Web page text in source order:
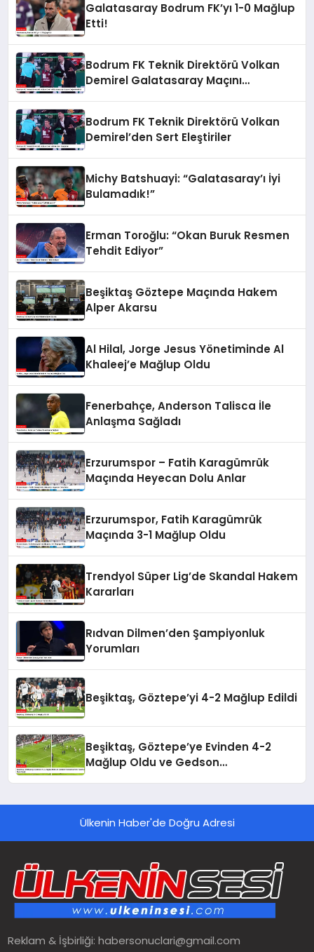
Galatasaray Bodrum FK’yı 1-0 Mağlup
Etti!
Bodrum FK Teknik Direktörü Volkan
Demirel Galatasaray Maçını
Bodrum FK Teknik Direktörü Volkan
Demirel’den Sert Eleştiriler
Michy Batshuayi: “Galatasaray’ı İyi
Bulamadık!”
Erman Toroğlu: “Okan Buruk Resmen
Tehdit Ediyor”
Beşiktaş Göztepe Maçında Hakem
Alper Akarsu
Al Hilal, Jorge Jesus Yönetiminde Al
Khaleej’e Mağlup Oldu
Fenerbahçe, Anderson Talisca İle
Anlaşma Sağladı
Erzurumspor – Fatih Karagümrük
Maçında Heyecan Dolu Anlar
Erzurumspor, Fatih Karagümrük
Maçında 3-1 Mağlup Oldu
Trendyol Süper Lig’de Skandal Hakem
Kararları
Rıdvan Dilmen’den Şampiyonluk
Yorumları
Beşiktaş, Göztepe’yi 4-2 Mağlup Edildi
Beşiktaş, Göztepe’ye Evinden 4-2
Mağlup Oldu ve Gedson
Ülkenin Haber'de Doğru Adresi
Reklam & İşbirliği:habersonuclari@gmail.com